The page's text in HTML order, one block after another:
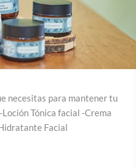
necesitas para mantener tu
Tónica facial -Crema
Facial